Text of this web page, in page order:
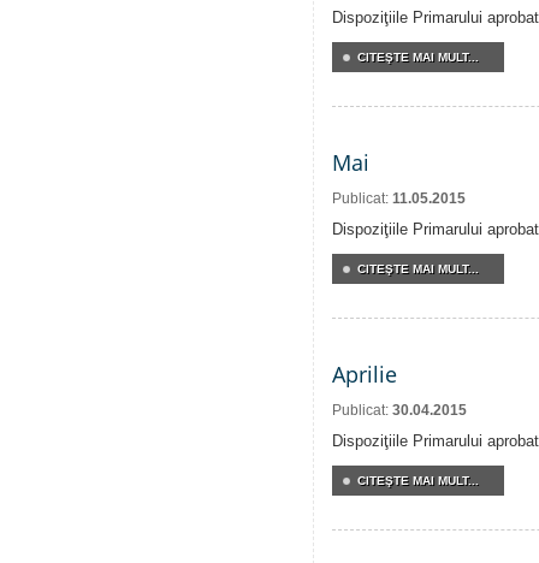
Dispoziţiile Primarului
CITEŞTE MAI MULT...
Mai
Publicat: 11.05.2015
Dispoziţiile Primarului
CITEŞTE MAI MULT...
Aprilie
Publicat: 30.04.2015
Dispoziţiile Primarului
CITEŞTE MAI MULT...